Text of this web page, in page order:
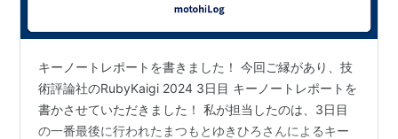
キーノートレポートを書きました！ 今回ご縁があり、技
術評論社のRubyKaigi 2024 3日目 キーノートレポートを
書かさせていただきました！ 私が担当したのは、3日目
の一番最後に行われたまつもとゆきひろさんによるキー